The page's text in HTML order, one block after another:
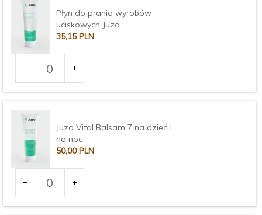
Płyn do prania wyrobów
uciskowych Juzo
35,15 PLN
dla
produktu
3373
Juzo Vital Balsam 7 na dzień i
na noc
50,00 PLN
dla
produktu
3375